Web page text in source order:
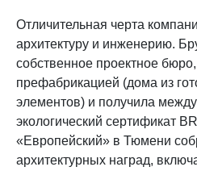
Отличительная черта
архитектуру и инженерию.
собственное проектное
префабрикацией (дома из
элементов) и получила
экологический сертификат
«Европейский» в Тюмени
архитектурных наград,